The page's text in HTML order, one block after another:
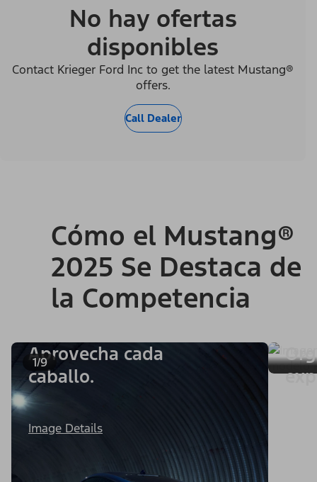
No hay ofertas
disponibles
Contact Krieger Ford Inc to get the latest Mustang®
offers.
Call Dealer
Cómo el Mustang®
2025 Se Destaca de
la Competencia
1/9
Aprovecha cada
caballo.
Image Details